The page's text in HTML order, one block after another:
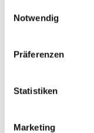
Notwendig
Präferenzen
Statistiken
Marketing